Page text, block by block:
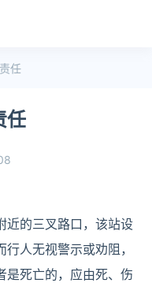
任
任
近的三叉路口，该站设
人无视警示或劝阻，
是死亡的，应由死、伤